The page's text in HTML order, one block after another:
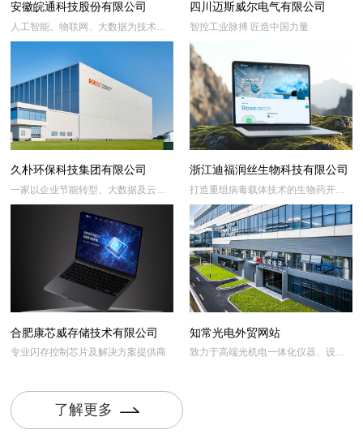
安徽皖通科技股份有限公司
人工智能、物联网、大数据为技术驱
动
四川迈斯威尔电气有限公司
智控工业脉搏 匠造中国力量
久朴环保科技集团有限公司
一家以企业节能转型、大数据及云服
务的科技型企业
浙江迪福润丝生物科技有限公司
打造重组病毒载体技术的生物药开发
平台
合肥康芯威存储技术有限公司
专业闪存控制芯片及解决方案提供商
知常光电外贸网站
致力于高端光机电一体化仪器、设备
了解更多